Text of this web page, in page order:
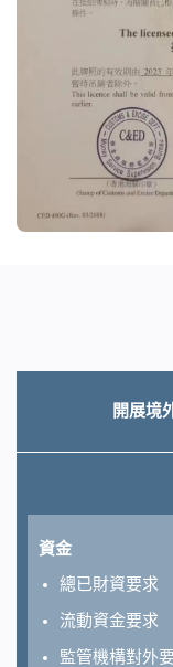
開展境
資金
總已財資要求
流動資金要求
監管機構對外